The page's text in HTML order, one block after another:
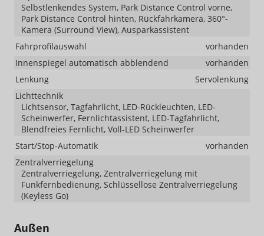
Selbstlenkendes System, Park Distance Control vorne,
Park Distance Control hinten, Rückfahrkamera, 360°-
Kamera (Surround View), Ausparkassistent
Fahrprofilauswahl
vorhanden
Innenspiegel automatisch abblendend
vorhanden
Lenkung
Servolenkung
Lichttechnik
Lichtsensor, Tagfahrlicht, LED-Rückleuchten, LED-
Scheinwerfer, Fernlichtassistent, LED-Tagfahrlicht,
Blendfreies Fernlicht, Voll-LED Scheinwerfer
Start/Stop-Automatik
vorhanden
Zentralverriegelung
Zentralverriegelung, Zentralverriegelung mit
Funkfernbedienung, Schlüssellose Zentralverriegelung
(Keyless Go)
Außen